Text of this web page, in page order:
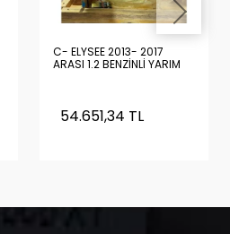
C- ELYSEE 2013- 2017
ARASI 1.2 BENZİNLİ YARIM
POMPASI , KARTEL
ÜZERİNDE)
54.651,34 TL